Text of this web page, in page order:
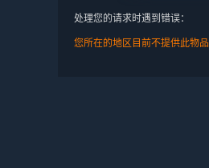
处理您的请求时遇到错误：
您所在的地区目前不提供此物品